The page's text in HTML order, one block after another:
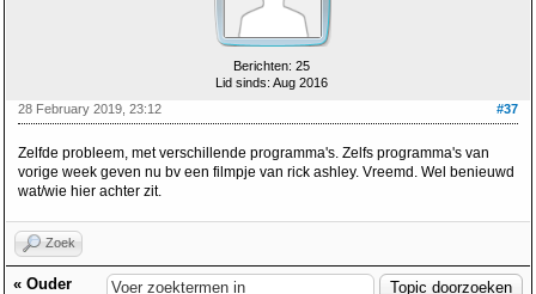
Berichten: 25
Lid sinds: Aug 2016
#37
28 February 2019, 23:12
Zelfde probleem, met verschillende programma's. Zelfs programma's van
vorige week geven nu bv een filmpje van rick ashley. Vreemd. Wel benieuwd
wat/wie hier achter zit.
Zoek
« Ouder